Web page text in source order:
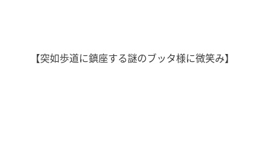
【突如歩道に鎮座する謎のブッタ様に微笑み】